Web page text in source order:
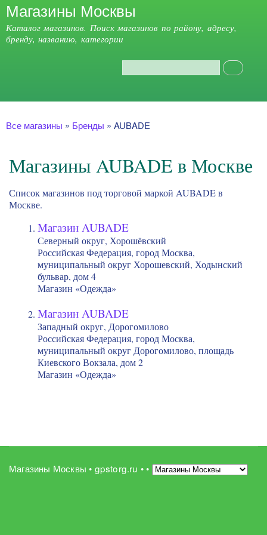
Перейти к
основному
содержанию
Магазины Москвы
Каталог магазинов. Поиск магазинов по району, адресу,
бренду, названию, категории
Главное меню
Все магазины » Бренды » AUBADE
Магазины AUBADE в Москве
Список магазинов под торговой маркой AUBADE в
Москве.
Магазин AUBADE
Северный округ, Хорошёвский
Российская Федерация, город Москва,
муниципальный округ Хорошевский, Ходынский
бульвар, дом 4
Магазин «Одежда»
Магазин AUBADE
Западный округ, Дорогомилово
Российская Федерация, город Москва,
муниципальный округ Дорогомилово, площадь
Киевского Вокзала, дом 2
Магазин «Одежда»
Магазины Москвы • gpstorg.ru ••